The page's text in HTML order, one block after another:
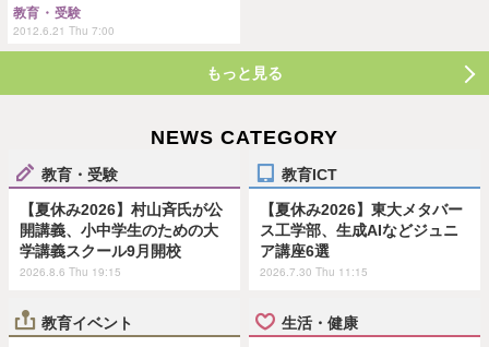
教育・受験
2012.6.21 Thu 7:00
もっと見る
NEWS CATEGORY
教育・受験
【夏休み2026】村山斉氏が公
開講義、小中学生のための大
学講義スクール9月開校
2026.8.6 Thu 19:15
教育ICT
【夏休み2026】東大メタバー
ス工学部、生成AIなどジュニ
ア講座6選
2026.7.30 Thu 11:15
教育イベント 生活・健康